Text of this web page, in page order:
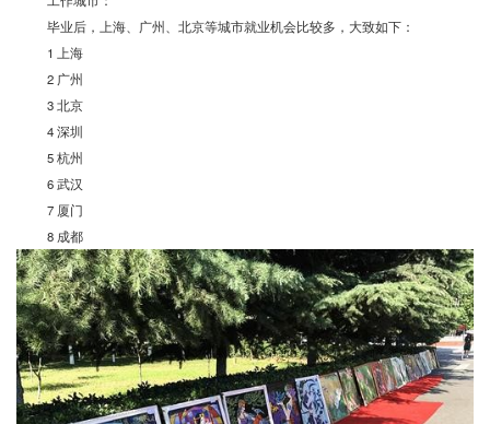
毕业后，上海、广州、北京等城市就业机会比较多，大致如下：
1 上海
2 广州
3 北京
4 深圳
5 杭州
6 武汉
7 厦门
8 成都